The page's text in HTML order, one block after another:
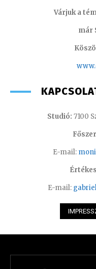
Várjuk a
már
Studió: 7100
E-mail:
E-mail: